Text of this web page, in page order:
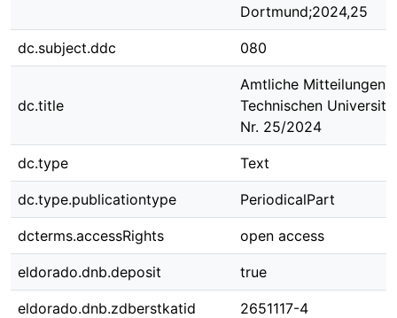
Dortmund;2024,25
dc.subject.ddc 080
dc.title
Amtliche Mitteilungen
Technischen
Nr. 25/2024
dc.type Text
dc.type.publicationtype PeriodicalPart
dcterms.accessRights open access
eldorado.dnb.deposit true
eldorado.dnb.zdberstkatid 2651117-4